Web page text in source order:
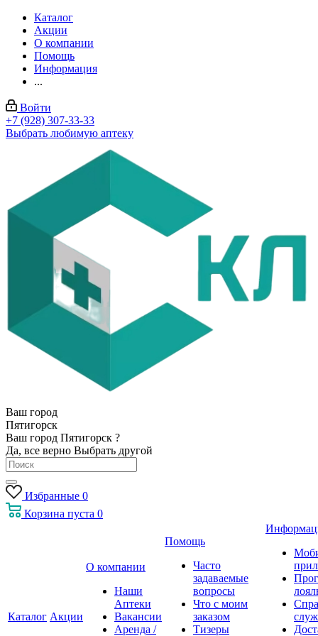
Каталог
Акции
О компании
Помощь
Информация
...
Войти
+7 (928) 307-33-33
Выбрать любимую аптеку
Ваш город
Пятигорск
Ваш город Пятигорск ?
Да, все верно Выбрать другой
Избранные 0
Корзина пуста 0
Каталог Акции
О компании
Наши
Аптеки
Вакансии
Аренда /
Помощь
Часто
задаваемые
вопросы
Что с моим
заказом
Тизеры